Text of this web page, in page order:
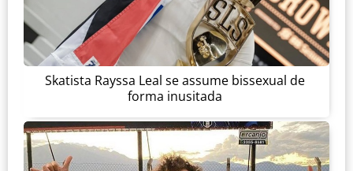
Skatista Rayssa Leal se assume bissexual de
forma inusitada